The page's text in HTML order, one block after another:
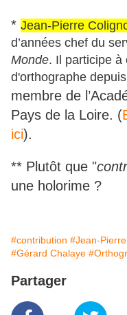
* Jean-Pierre
d’années chef du
Monde. Il participe à
d'orthographe
membre de
Pays de la Loire. (
ici).
** Plutôt que "
une holorime ?
#contribution #Jean-
#Gérard Chalaye
Partager